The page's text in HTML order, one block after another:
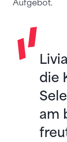
Aufgebot.
die
am